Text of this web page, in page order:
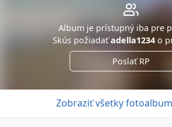
Album je prístupný iba pre
Skús požiadaťadella1234 o
Poslať RP
Zobraziť všetky